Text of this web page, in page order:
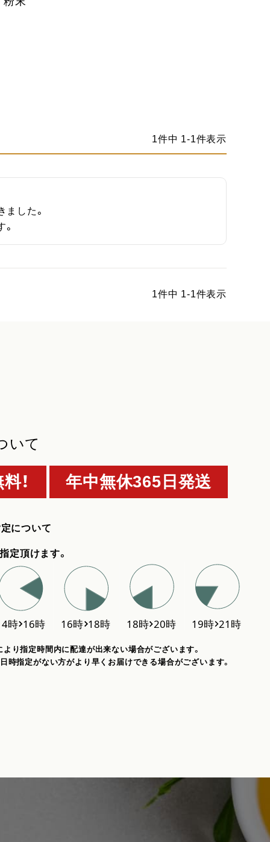
1件中 1-1件表示
した。
1件中 1-1件表示
いて
！ 年中無休365日発送
について
定頂けます。
り指定時間内に配達が出来ない場合がございます。
時指定がない方がより早くお届けできる場合がございます。